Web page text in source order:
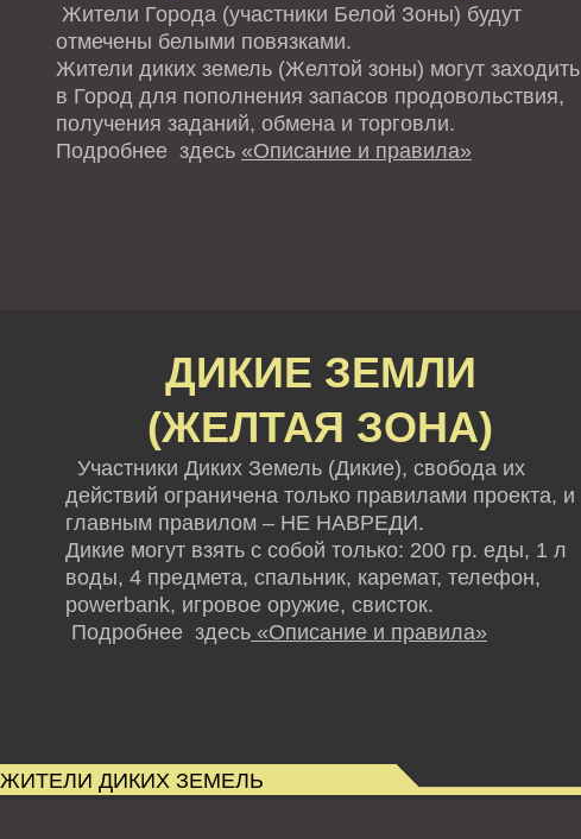
Жители Города (участники Белой Зоны) будут
отмечены белыми повязками.
Жители диких земель (Желтой зоны) могут заходить
в Город для пополнения запасов продовольствия,
получения заданий, обмена и торговли.
Подробнее здесь «Описание и правила»
ДИКИЕ ЗЕМЛИ
(ЖЕЛТАЯ ЗОНА)
Участники Диких Земель (Дикие), свобода их
действий ограничена только правилами проекта, и
главным правилом – НЕ НАВРЕДИ.
Дикие могут взять с собой только: 200 гр. еды, 1 л
воды, 4 предмета, спальник, каремат, телефон,
powerbank, игровое оружие, свисток.
Подробнее здесь «Описание и правила»
ЖИТЕЛИ ДИКИХ ЗЕМЕЛЬ